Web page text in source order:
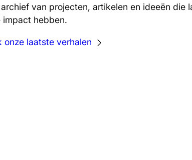
van projecten, artikelen en ideeën die
hebben.
onze laatste verhalen